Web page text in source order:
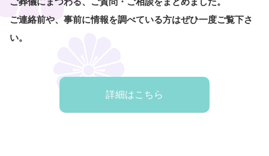
ご連絡前や、事前に情報を調べている方はぜひ一度ご覧下さ
い。
詳細はこちら